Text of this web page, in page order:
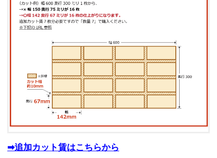
➡追加カット賃はこちらから